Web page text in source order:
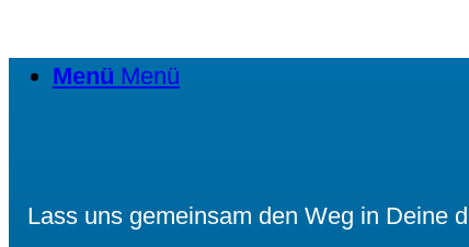
Menü Menü
Lass uns gemeinsam den Weg in Deine